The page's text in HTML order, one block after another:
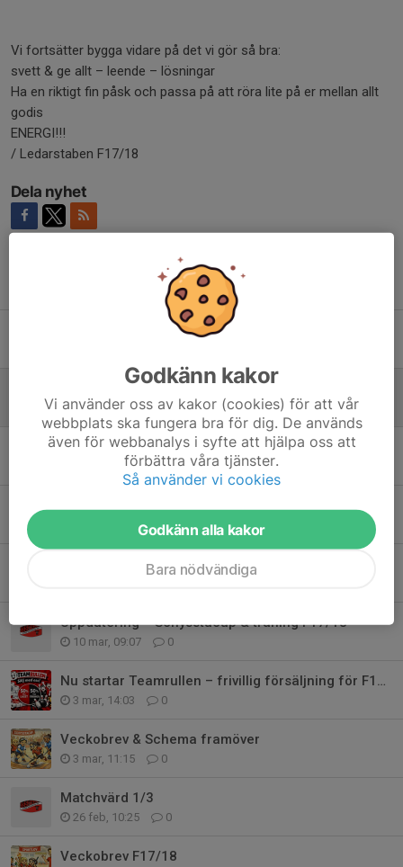
Vi fortsätter bygga vidare på det vi gör så bra:
svett & ge allt – leende – lösningar
Ha en riktigt fin påsk och passa på att röra lite på er mellan allt
godis
ENERGI!!!
/ Ledarstaben F17/18
Dela nyhet
Hej bästa F17/18-familjen!
31 mar, 13:42 0
Teamrullen & tack för i helgen.
24 mar, 14:20 0
22 mar, 07:57 0
Veckobrev – Träning & Schysstacup F17/18
Uppdatering – Schysstacup & träning F17/18
10 mar, 09:07 0
Nu startar Teamrullen – frivillig försäljning för F17/18
3 mar, 14:03 0
Veckobrev & Schema framöver
3 mar, 11:15 0
Matchvärd 1/3
26 feb, 10:25 0
Veckobrev F17/18
Godkänn kakor
Vi använder oss av kakor (cookies) för att vår
webbplats ska fungera bra för dig. De används
även för webbanalys i syfte att hjälpa oss att
förbättra våra tjänster.
Så använder vi cookies
Godkänn alla kakor
Bara nödvändiga